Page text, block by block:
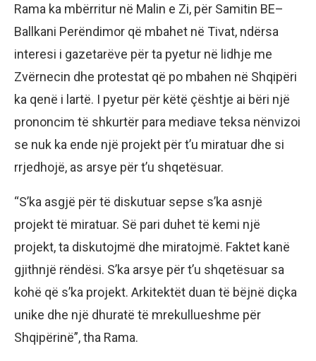
Rama ka mbërritur në Malin e Zi, për Samitin BE–
Ballkani Perëndimor që mbahet në Tivat, ndërsa
interesi i gazetarëve për ta pyetur në lidhje me
Zvërnecin dhe protestat që po mbahen në Shqipëri
ka qenë i lartë. I pyetur për këtë çështje ai bëri një
prononcim të shkurtër para mediave teksa nënvizoi
se nuk ka ende një projekt për t’u miratuar dhe si
rrjedhojë, as arsye për t’u shqetësuar.
“S’ka asgjë për të diskutuar sepse s’ka asnjë
projekt të miratuar. Së pari duhet të kemi një
projekt, ta diskutojmë dhe miratojmë. Faktet kanë
gjithnjë rëndësi. S’ka arsye për t’u shqetësuar sa
kohë që s’ka projekt. Arkitektët duan të bëjnë diçka
unike dhe një dhuratë të mrekullueshme për
Shqipërinë”, tha Rama.